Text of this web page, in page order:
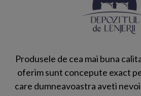
Produsele de cea mai buna
oferim sunt concepute exact
care dumneavoastra aveti